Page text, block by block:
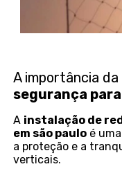
A importância da
segurança
A instalação de
em são paulo é
a proteção e a
verticais.